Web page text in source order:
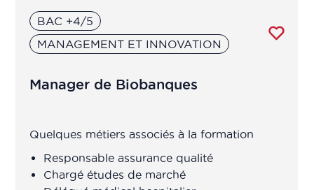
Animateur(trice) d'équipe de
production
Assistant chef de projet
production/transposition
BAC +4/5
MANAGEMENT ET INNOVATION
Manager de Biobanques
Quelques métiers associés à la formation
Responsable assurance qualité
​Chargé études de marché